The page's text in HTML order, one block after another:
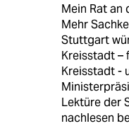
Mein Rat an
Mehr
Stuttgart
Kreisstadt –
Kreisstadt -
Lektüre der
nachlesen